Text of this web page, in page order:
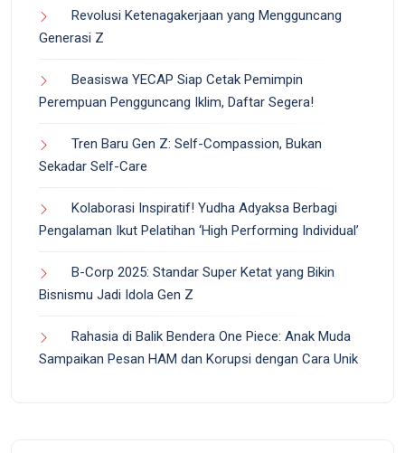
Revolusi Ketenagakerjaan yang Mengguncang
Generasi Z
Beasiswa YECAP Siap Cetak Pemimpin
Perempuan Pengguncang Iklim, Daftar Segera!
Tren Baru Gen Z: Self-Compassion, Bukan
Sekadar Self-Care
Kolaborasi Inspiratif! Yudha Adyaksa Berbagi
Pengalaman Ikut Pelatihan ‘High Performing Individual’
B-Corp 2025: Standar Super Ketat yang Bikin
Bisnismu Jadi Idola Gen Z
Rahasia di Balik Bendera One Piece: Anak Muda
Sampaikan Pesan HAM dan Korupsi dengan Cara Unik